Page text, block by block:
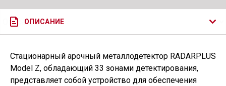
ОПИСАНИЕ
Стационарный арочный металлодетектор RADARPLUS
Model Z, обладающий 33 зонами детектирования,
представляет собой устройство для обеспечения